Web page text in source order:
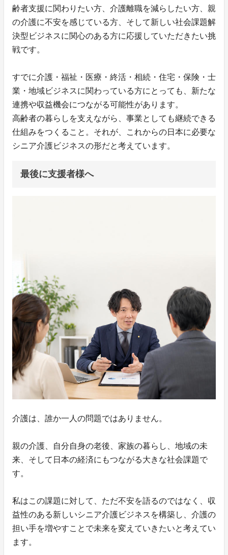
齢者支援に関わりたい方、介護離職を減らしたい方、親
の介護に不安を感じている方、そして新しい社会課題解
決型ビジネスに関心のある方に応援していただきたい挑
戦です。
すでに介護・福祉・医療・終活・相続・住宅・保険・士
業・地域ビジネスに関わっている方にとっても、新たな
連携や収益機会につながる可能性があります。
高齢者の暮らしを支えながら、事業としても継続できる
仕組みをつくること。それが、これからの日本に必要な
シニア介護ビジネスの形だと考えています。
最後に支援者様へ
介護は、誰か一人の問題ではありません。
親の介護、自分自身の老後、家族の暮らし、地域の未
来、そして日本の経済にもつながる大きな社会課題で
す。
私はこの課題に対して、ただ不安を語るのではなく、収
益性のある新しいシニア介護ビジネスを構築し、介護の
担い手を増やすことで未来を変えていきたいと考えてい
ます。